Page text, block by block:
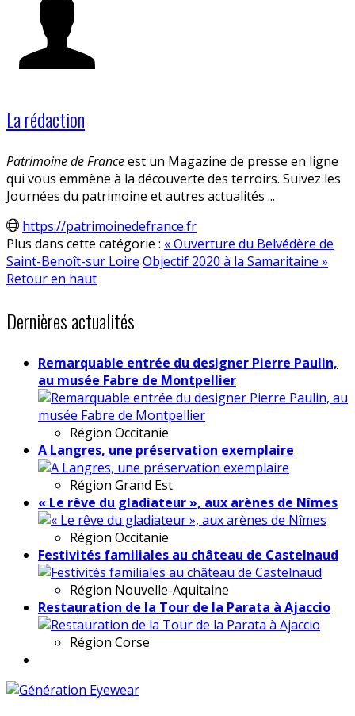
La rédaction
Patrimoine de Franceest un Magazine de presse en ligne
qui vous emmène à la découverte des terroirs. Suivez les
Journées du patrimoine et autres actualités ...
https://patrimoinedefrance.fr
Plus dans cette catégorie : « Ouverture du Belvédère de
Saint-Benoît-sur Loire Objectif 2020 à la Samaritaine »
Retour en haut
Dernières actualités
Remarquable entrée du designer Pierre Paulin,
au musée Fabre de Montpellier
Région Occitanie
A Langres, une préservation exemplaire
Région Grand Est
« Le rêve du gladiateur », aux arènes de Nîmes
Région Occitanie
Festivités familiales au château de Castelnaud
Région Nouvelle-Aquitaine
Restauration de la Tour de la Parata à Ajaccio
Région Corse